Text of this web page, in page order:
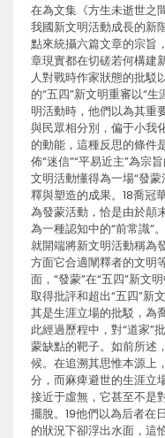
在為文集《方生未逝世之
我國新文明活動成長的新
點來統攝六篇文章的宗旨
章現實都在切磋若何構建
人對戰時作家狀態的批駁
的“五四”新文明重審以“
明活動時，他們以為其重
與民眾相分別，偏于小我
的動能，這種反思的條件
佈“迷信”“平易近主”為宗
文明活動懂得為一場“發
釋與塑造的成果。18喬冠
為發蒙活動，恰是由於顛
為一種認知中的“前常識”
就開端將新文明活動稱為
方面它合適闡釋者的文明
面，“發蒙”在“五四”新文
取得批評和超出“五四”新
其是生涯立場的批駁，為
此經過歷程中，對“道家”
蒙缺點的靶子。如前所述
候。在追溯其思惟本源上
分，而麻痺避世的生涯立
接近于虛無，它甚至不是
擺脫。19他們以為后者在
的狀況下卻浮出水面，這